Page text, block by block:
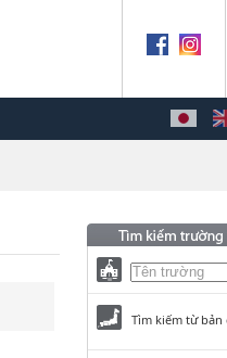
Tìm kiếm từ bản